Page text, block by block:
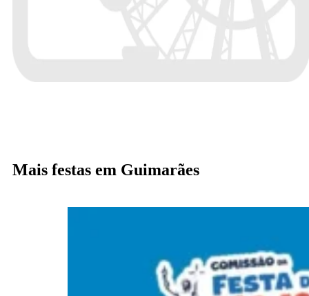
Mais festas em Guimarães